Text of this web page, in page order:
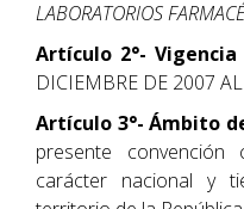
LABORATORIOS
Artículo 2°-
DICIEMBRE DE 2007
Artículo 3°- Ámbito
presente
carácter nacional y